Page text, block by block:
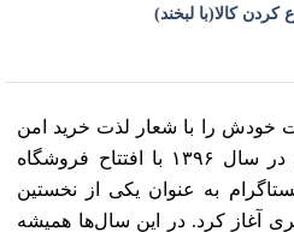
کالا(با لبخند)
خودش را با شعار لذت خرید امن
اینترنتی توسط یک تیم جوان در سال ۱۳۹۶ با افتتاح فروشگاه
به عنوان یکی از نخستین
آغاز کرد. در این سال‌ها همیشه